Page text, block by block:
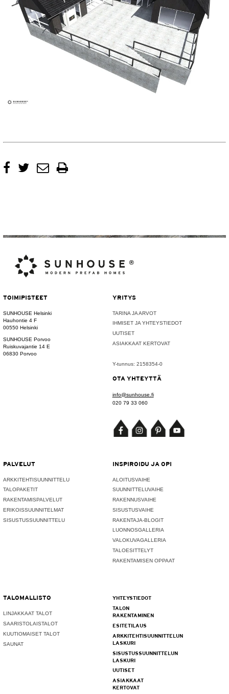
TOIMIPISTEET
SUNHOUSE Helsinki
Hauhontie 4 F
00550 Helsinki
SUNHOUSE Porvoo
Ruiskuvajantie 14 E
06830 Porvoo
YRITYS
TARINA JA ARVOT
IHMISET JA YHTEYSTIEDOT
UUTISET
ASIAKKAAT KERTOVAT
Y-tunnus: 2158354-0
OTA YHTEYTTÄ
info@sunhouse.fi
020 79 33 060
PALVELUT
ARKKITEHTISUUNNITTELU
TALOPAKETIT
RAKENTAMISPALVELUT
ERIKOISSUUNNITELMAT
SISUSTUSSUUNNITTELU
INSPIROIDU JA OPI
ALOITUSVAIHE
SUUNNITTELUVAIHE
RAKENNUSVAIHE
SISUSTUSVAIHE
RAKENTAJA-BLOGIT
LUONNOSGALLERIA
VALOKUVAGALLERIA
TALOESITTELYT
RAKENTAMISEN OPPAAT
TALOMALLISTO
LINJAKKAAT TALOT
SAARISTOLAISTALOT
KUUTIOMAISET TALOT
SAUNAT
YHTEYSTIEDOT
TALON
RAKENTAMINEN
ESITETILAUS
ARKKITEHTISUUNNITTELUN
LASKURI
SISUSTUSSUUNNITTELUN
LASKURI
UUTISET
ASIAKKAAT
KERTOVAT